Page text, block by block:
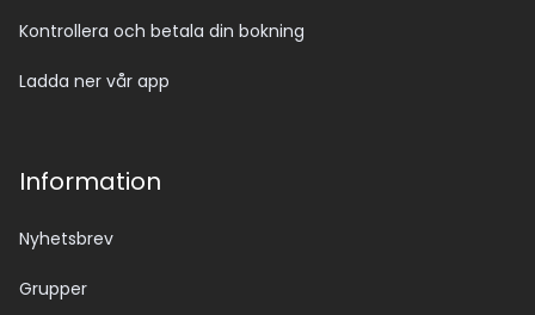
Kontrollera och betala din bokning
Ladda ner vår app
Information
Nyhetsbrev
Grupper